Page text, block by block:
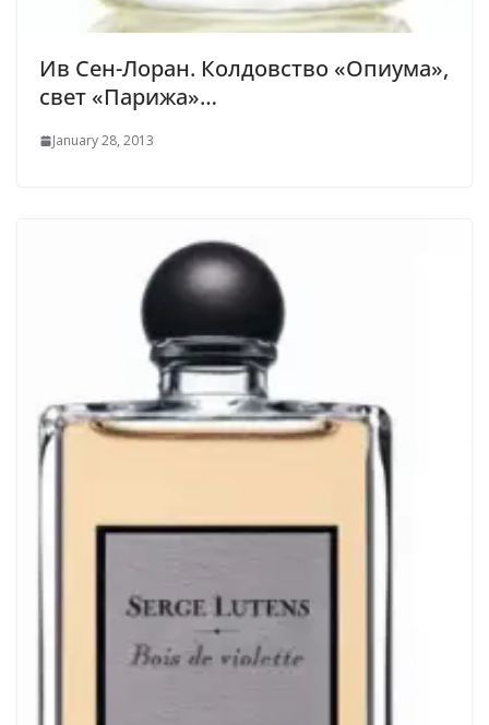
Ив Сен-Лоран. Колдовство «Опиума»,
свет «Парижа»…
January 28, 2013